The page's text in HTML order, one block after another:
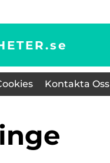
se
Kontakta Oss